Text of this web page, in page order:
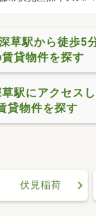
草駅から徒歩5
貸物件を探す
駅にアクセス
貸物件を探す
伏見稲荷